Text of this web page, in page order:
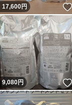
17,600円
9,080円